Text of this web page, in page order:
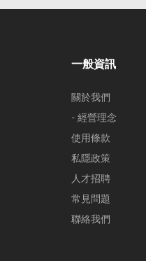
一般資訊
關於我們
- 經營理念
使用條款
私隱政策
人才招聘
常見問題
聯絡我們